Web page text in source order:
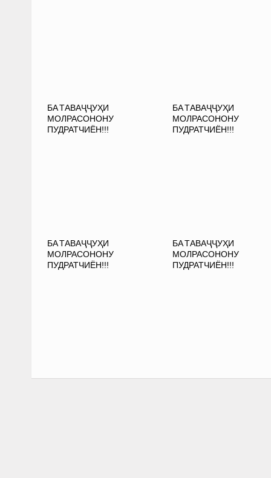
БА ТАВАҶҶУҲИ
МОЛРАСОНОНУ
ПУДРАТЧИЁН!!!
БА ТАВАҶҶУҲИ
МОЛРАСОНОНУ
ПУДРАТЧИЁН!!!
БА ТАВАҶҶУҲИ
МОЛРАСОНОНУ
ПУДРАТЧИЁН!!!
БА ТАВАҶҶУҲИ
МОЛРАСОНОНУ
ПУДРАТЧИЁН!!!